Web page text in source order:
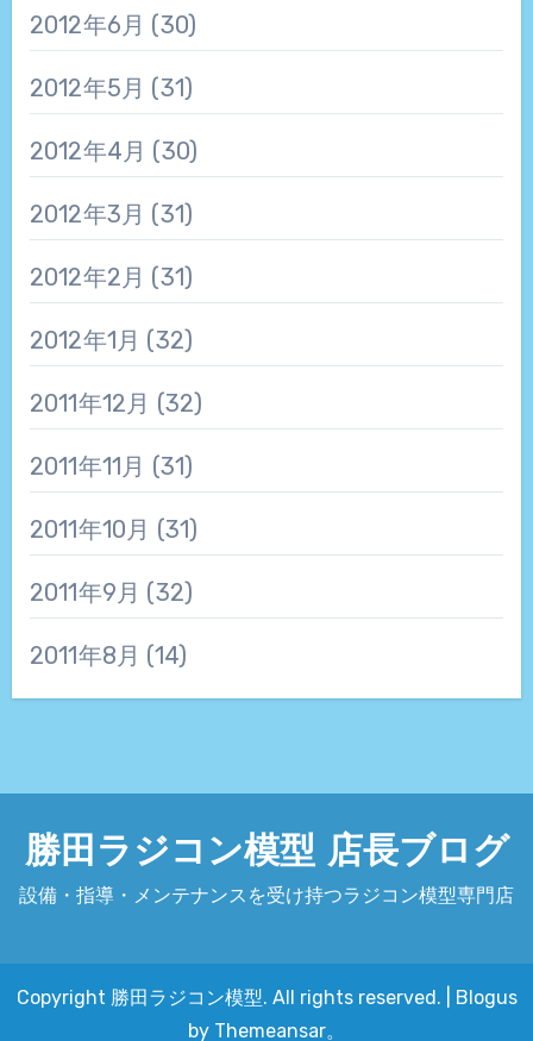
2012年6月 (30)
2012年5月 (31)
2012年4月 (30)
2012年3月 (31)
2012年2月 (31)
2012年1月 (32)
2011年12月 (32)
2011年11月 (31)
2011年10月 (31)
2011年9月 (32)
2011年8月 (14)
勝田ラジコン模型 店長ブログ
設備・指導・メンテナンスを受け持つラジコン模型専門店
Copyright 勝田ラジコン模型. All rights reserved.
Blogus
by Themeansar。